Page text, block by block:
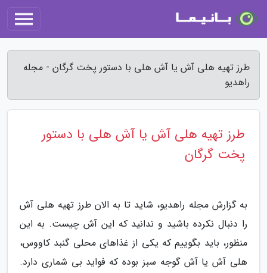
طرز تهیه هلی آش یا آش هلی با دستور پخت گرگان - مجله
راهدیو
طرز تهیه هلی آش یا آش هلی با دستور
پخت گرگان
به گزارش مجله راهدیو، شاید تا به الان طرز تهیه هلی آش
را دنبال نکرده باشید و ندانید که این آش چیست. به این
منظور، باید بگوییم که یکی از غذاهای محلی گنبد کاووس،
هلی آش یا آش گوجه سبز بوده که فواید بی شماری دارد.